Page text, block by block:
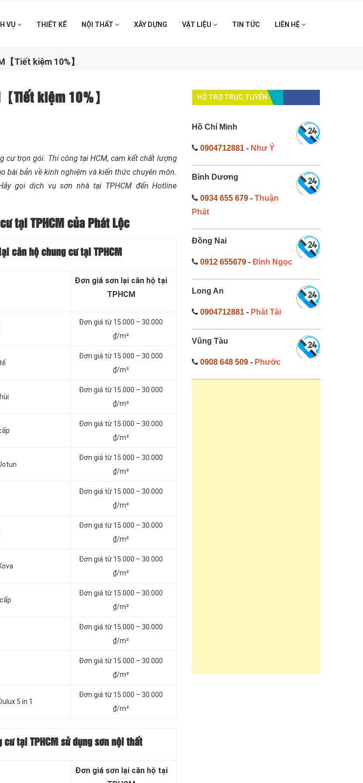
VỤ THIẾT KẾ NỘI THẤT XÂY DỰNG VẬT LIỆU TIN TỨC LIÊN HỆ
Tiết kiệm 10%】
Tiết kiệm 10%】
cư trọn gói. Thi công tại HCM, cam kết chất lượng
bài bản về kinh nghiệm và kiến thức chuyên môn.
gọi dịch vụ sơn nhà tại TPHCM đến Hotline
tại TPHCM của Phát Lộc
căn hộ chung cư tại TPHCM
Đơn giá sơn lại căn hộ tại
TPHCM
Đơn giá từ 15.000 – 30.000
₫/m²
Đơn giá từ 15.000 – 30.000
₫/m²
Đơn giá từ 15.000 – 30.000
₫/m²
Đơn giá từ 15.000 – 30.000
₫/m²
Đơn giá từ 15.000 – 30.000
₫/m²
Đơn giá từ 15.000 – 30.000
₫/m²
Đơn giá từ 15.000 – 30.000
₫/m²
Đơn giá từ 15.000 – 30.000
₫/m²
Đơn giá từ 15.000 – 30.000
₫/m²
Đơn giá từ 15.000 – 30.000
₫/m²
Đơn giá từ 15.000 – 30.000
₫/m²
5 in 1
Đơn giá từ 15.000 – 30.000
₫/m²
tại TPHCM sử dụng sơn nội thất
Đơn giá sơn lại căn hộ tại
HỔ TRỢ TRỰC TUYẾN
Hồ Chí Minh
0904712881- Như Ý
Bình Dương
0934 655 679- Thuận
Phát
Đồng Nai
0912 655679- Đình Ngọc
Long An
0904712881- Phát Tài
Vũng Tàu
0908 648 509- Phước